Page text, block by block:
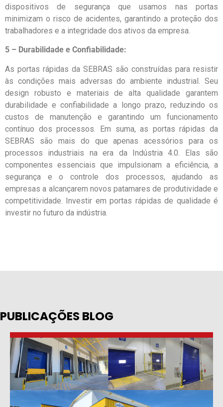
dispositivos de segurança que usamos nas portas
minimizam o risco de acidentes, garantindo a proteção dos
trabalhadores e a integridade dos ativos da empresa.
5 – Durabilidade e Confiabilidade:
As portas rápidas da SEBRAS são construídas para resistir
às condições mais adversas do ambiente industrial. Seu
design robusto e materiais de alta qualidade garantem
durabilidade e confiabilidade a longo prazo, reduzindo os
custos de manutenção e garantindo um funcionamento
contínuo dos processos. Em suma, as portas rápidas da
SEBRAS são mais do que apenas acessórios para os
processos industriais na era da Indústria 4.0. Elas são
componentes essenciais que impulsionam a eficiência, a
segurança e o controle dos processos, ajudando as
empresas a alcançarem novos patamares de produtividade e
competitividade. Investir em portas rápidas de qualidade é
investir no futuro da indústria.
PUBLICAÇÕES BLOG